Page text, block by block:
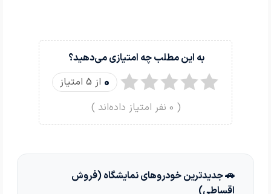
به این مطلب چه امتیازی می‌دهید؟
0 از 5 امتیاز
(
0 نفر امتیاز داده‌اند )
🚗 جدیدترین خودروهای نمایشگاه (فروش
اقساطی)